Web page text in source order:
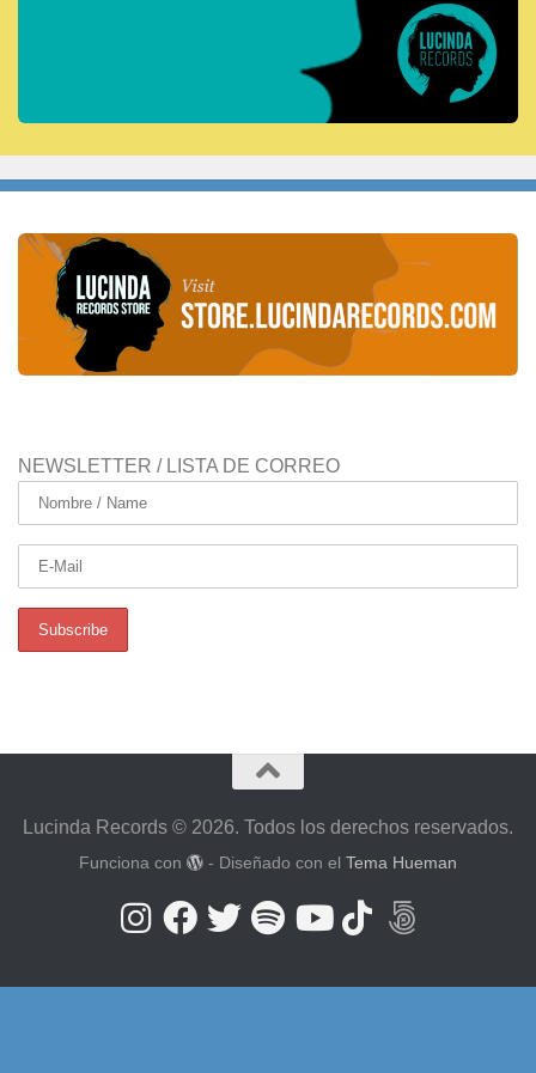
NEWSLETTER / LISTA DE CORREO
Lucinda Records © 2026. Todos los derechos reservados.
Funciona con - Diseñado con el Tema Hueman